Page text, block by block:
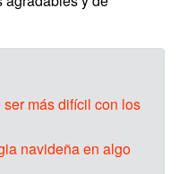
más difícil con los
navideña en algo